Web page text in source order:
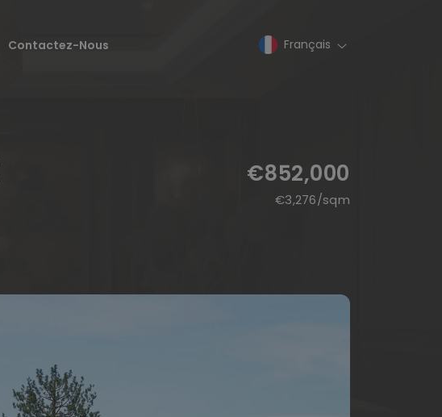
Contactez-Nous Français
€852,000
€3,276/sqm